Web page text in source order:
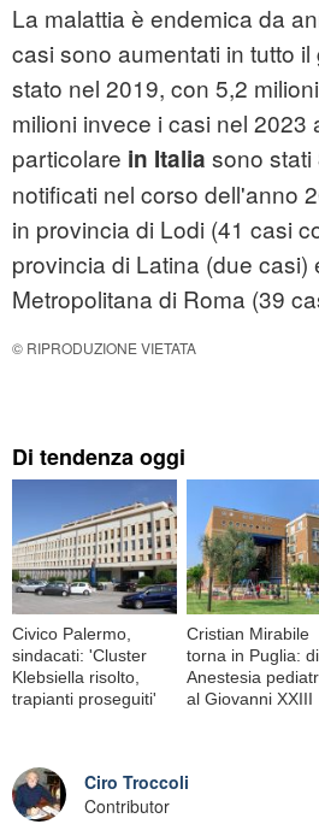
La malattia è endemica da
casi sono aumentati in tutto
stato nel 2019, con 5,2
milioni invece i casi nel 2023
particolare in Italia sono stati
notificati nel corso dell'anno
in provincia di Lodi (41 casi
provincia di Latina (due casi)
Metropolitana di Roma (39
© RIPRODUZIONE VIETATA
Di tendenza oggi
Civico Palermo,
sindacati: 'Cluster
Klebsiella risolto,
trapianti proseguiti'
Cristian Mirabile
torna in Puglia:
Anestesia
al Giovanni XXIII
Ciro Troccoli
Contributor